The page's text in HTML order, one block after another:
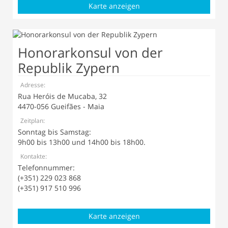
Karte anzeigen
Honorarkonsul von der
Republik Zypern
Adresse:
Rua Heróis de Mucaba, 32
4470-056 Gueifães - Maia
Zeitplan:
Sonntag bis Samstag:
9h00 bis 13h00 und 14h00 bis 18h00.
Kontakte:
Telefonnummer:
(+351) 229 023 868
(+351) 917 510 996
Karte anzeigen